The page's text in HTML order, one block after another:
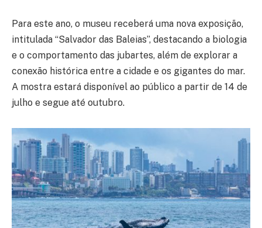
Para este ano, o museu receberá uma nova exposição,
intitulada “Salvador das Baleias”, destacando a biologia
e o comportamento das jubartes, além de explorar a
conexão histórica entre a cidade e os gigantes do mar.
A mostra estará disponível ao público a partir de 14 de
julho e segue até outubro.